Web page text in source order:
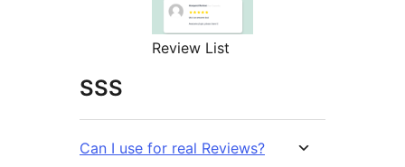
Review List
SSS
Can I use for real Reviews?